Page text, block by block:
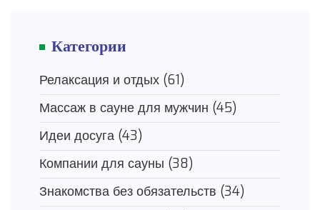
Категории
Релаксация и отдых (61)
Массаж в сауне для мужчин (45)
Идеи досуга (43)
Компании для сауны (38)
Знакомства без обязательств (34)